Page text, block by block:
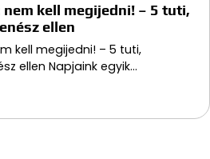
nem kell megijedni! – 5 tuti,
ellen
kell megijedni! – 5 tuti,
ellen Napjaink egyik…